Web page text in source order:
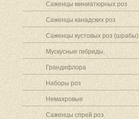
Саженцы миниатюрных роз
Саженцы канадских роз
Саженцы кустовых роз (шрабы)
Мускусные гибриды.
Грандифлора
Наборы роз
Немахровые
Саженцы спрей роз.